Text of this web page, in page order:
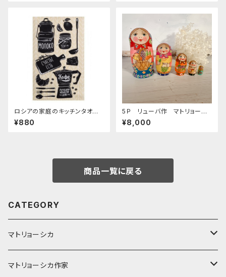
ロシアの家庭のキッチンタオル
「milk and coffee」ZZ238
¥880
5Ｐ リューバ作 マトリョーシ
カ 「フルーツバスケット 赤」
¥8,000
商品一覧に戻る
CATEGORY
マトリョーシカ
ノン入れ子マトリョーシカ
マトリョーシカ作家